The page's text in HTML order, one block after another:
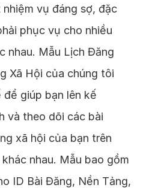
vụ đáng sợ, đặc
phục vụ cho nhiều
nhau. Mẫu Lịch Đăng
Xã Hội của chúng tôi
giúp bạn lên kế
và theo dõi các bài
xã hội của bạn trên
nhau. Mẫu bao gồm
ID Bài Đăng, Nền Tảng,